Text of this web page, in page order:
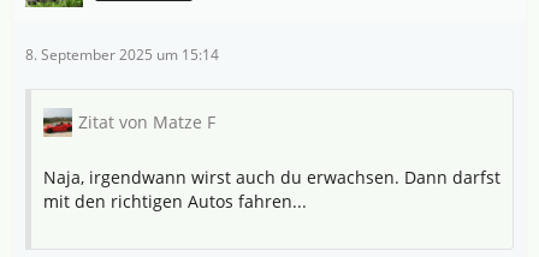
8. September 2025 um 15:14
Zitat von Matze F
Naja, irgendwann wirst auch du erwachsen. Dann darfst
mit den richtigen Autos fahren...